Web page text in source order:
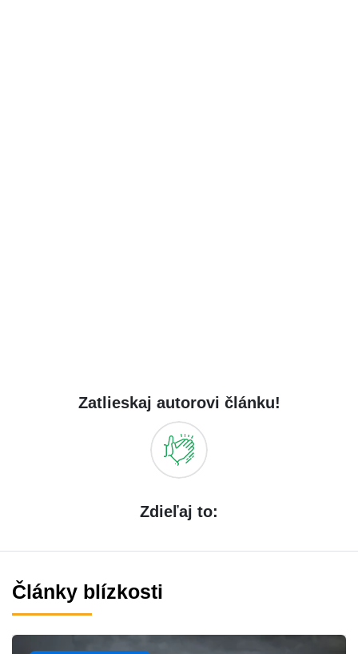
Zatlieskaj autorovi článku!
Zdieľaj to:
Články blízkosti